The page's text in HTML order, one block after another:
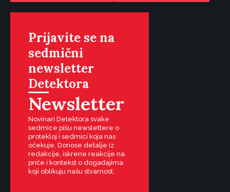
Prijavite se na
sedmični
newsletter
Detektora
Newsletter
Novinari Detektora svake
sedmice pišu newslettere o
protekloj i sedmici koja nas
očekuje. Donose detalje iz
redakcije, iskrene reakcije na
priče i kontekst o događajima
koji oblikuju našu stvarnost.